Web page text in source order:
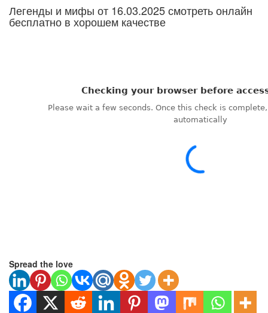
Легенды и мифы от 16.03.2025 смотреть онлайн
бесплатно в хорошем качестве
Spread the love